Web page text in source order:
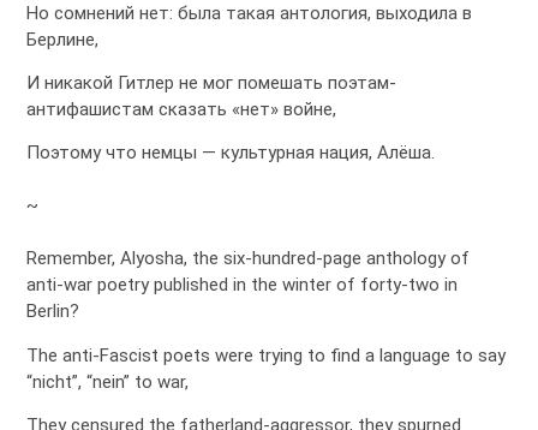
Но сомнений нет: была такая антология, выходила в
Берлине,
И никакой Гитлер не мог помешать поэтам-
антифашистам сказать «нет» войне,
Поэтому что немцы — культурная нация, Алёша.
~
Remember, Alyosha, the six-hundred-page anthology of
anti-war poetry published in the winter of forty-two in
Berlin?
The anti-Fascist poets were trying to find a language to say
“nicht”, “nein” to war,
They censured the fatherland-aggressor, they spurned